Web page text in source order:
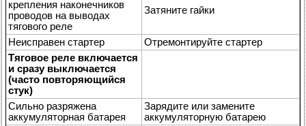
крепления наконечников
проводов на выводах
тягового реле
Затяните гайки
Неисправен стартер
Отремонтируйте стартер
Тяговое реле включается
и сразу выключается
(часто повторяющийся
стук)
Сильно разряжена
аккумуляторная батарея
Зарядите или замените
аккумуляторную батарею